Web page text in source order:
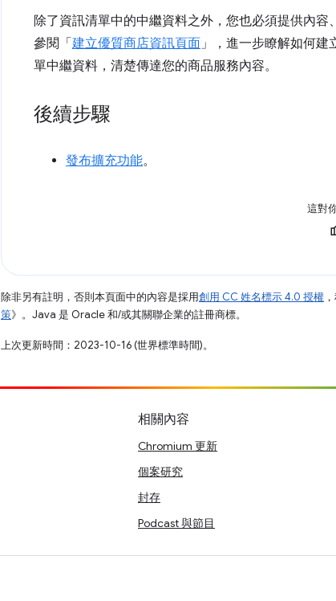
除了資訊清單中的中繼資料之外，您也必須提供內
參閱「 建立優質商店資訊頁面」，進一步瞭解如何建
單中繼資料，清楚傳達您的商品服務內容。
後續步驟
發布擴充功能。
這對
除非另有註明，否則本頁面中的內容是採用創用 CC 姓名標示 4.0 授權
策》。Java 是 Oracle 和/或其關聯企業的註冊商標。
上次更新時間：2023-10-16 (世界標準時間)。
相關內容
Chromium 更新
個案研究
封存
Podcast 與節目